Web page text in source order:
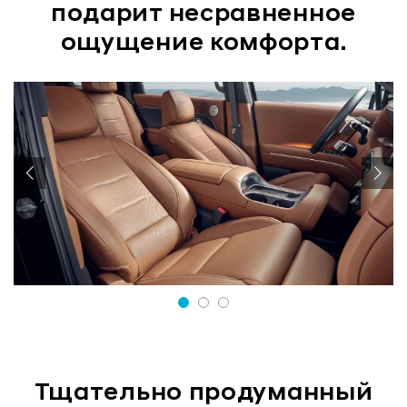
подарит несравненное
ощущение комфорта.
Тщательно продуманный